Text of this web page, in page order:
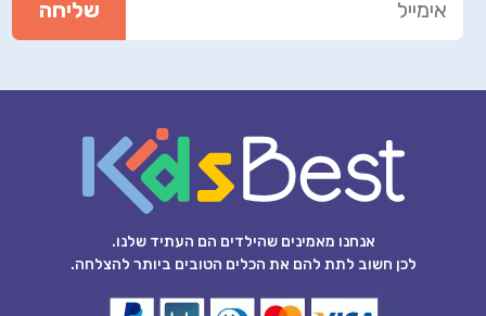
אנחנו מאמינים שהילדים הם העתיד שלנו.
לכן חשוב לתת להם את הכלים הטובים ביותר להצלחה.